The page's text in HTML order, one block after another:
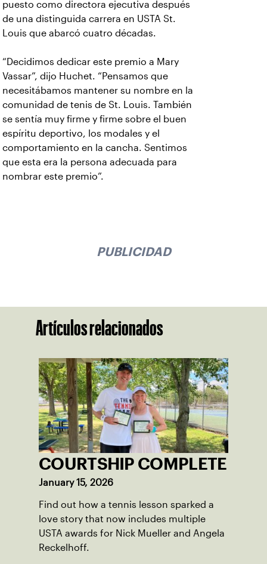
puesto como directora ejecutiva después
de una distinguida carrera en USTA St.
Louis que abarcó cuatro décadas.
“Decidimos dedicar este premio a Mary
Vassar”, dijo Huchet. “Pensamos que
necesitábamos mantener su nombre en la
comunidad de tenis de St. Louis. También
se sentía muy firme y firme sobre el buen
espíritu deportivo, los modales y el
comportamiento en la cancha. Sentimos
que esta era la persona adecuada para
nombrar este premio”.
PUBLICIDAD
Artículos relacionados
COURTSHIP COMPLETE
January 15, 2026
Find out how a tennis lesson sparked a
love story that now includes multiple
USTA awards for Nick Mueller and Angela
Reckelhoff.